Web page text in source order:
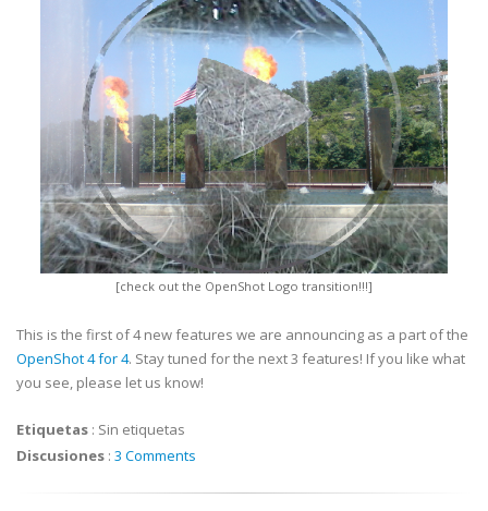
[check out the OpenShot Logo transition!!!]
This is the first of 4 new features we are announcing as a part of the
OpenShot 4 for 4. Stay tuned for the next 3 features! If you like what
you see, please let us know!
Etiquetas : Sin etiquetas
Discusiones : 3 Comments